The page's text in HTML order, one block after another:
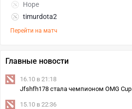
Hope
timurdota2
Перейти на матч
Главные новости
16.10 в 21:18
Jfshfh178 стала чемпионом OMG Cup
15.10 в 22:36